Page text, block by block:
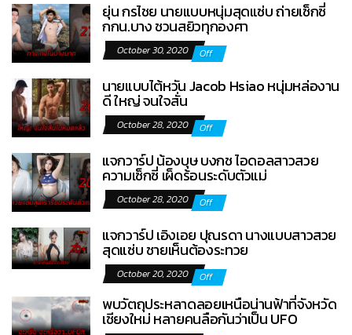
ยุ่น กรไชย นายแบบหนุ่มสุดแซ่บ ถ่ายเซ็กซี่
กกน.บาง ชวนสยิวทุกองศา
October 30, 2020 Off
นายแบบไต้หวัน Jacob Hsiao หนุ่มหล่องาน
ดี ใหญ่ จนใจสั่น
October 28, 2020 Off
แจกวาร์ป น้องบุษ บงกช ไอดอลสาวสวย
ความเซ็กซี่ เผ็ดร้อนระดับตัวแม่
October 28, 2020 Off
แจกวาร์ป เอิงเอย ปุณรดา นางแบบสาวสวย
สุดแซ่บ ชายเห็นต้องระทวย
October 20, 2020 Off
พบวัตถุประหลาดลอยเหนือน่านฟ้าที่จังหวัด
เชียงใหม่ หลายคนลือกันว่าเป็น UFO